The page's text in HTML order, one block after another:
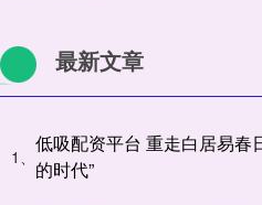
最新文章
1、
低吸配资平台 重走白居易春
的时代”